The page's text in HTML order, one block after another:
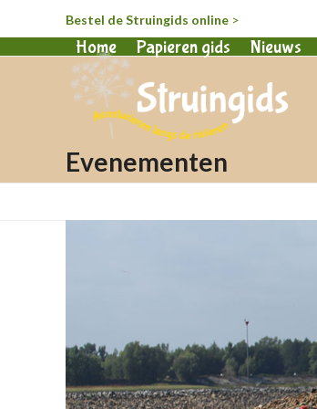
Bestel de Struingids online >
Home Papieren gids Nieuws
Evenementen